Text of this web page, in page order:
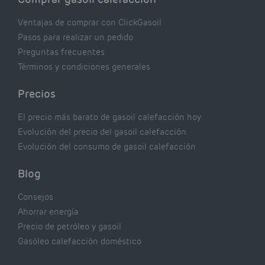
Ventajas de comprar con ClickGasoil
Pasos para realizar un pedido
Preguntas frecuentes
Términos y condiciones generales
Precios
El precio más barato de gasoil calefacción hoy
Evolución del precio del gasoil calefacción
Evolución del consumo de gasoil calefacción
Blog
Consejos
Ahorrar energía
Precio de petróleo y gasoil
Gasóleo calefacción doméstico